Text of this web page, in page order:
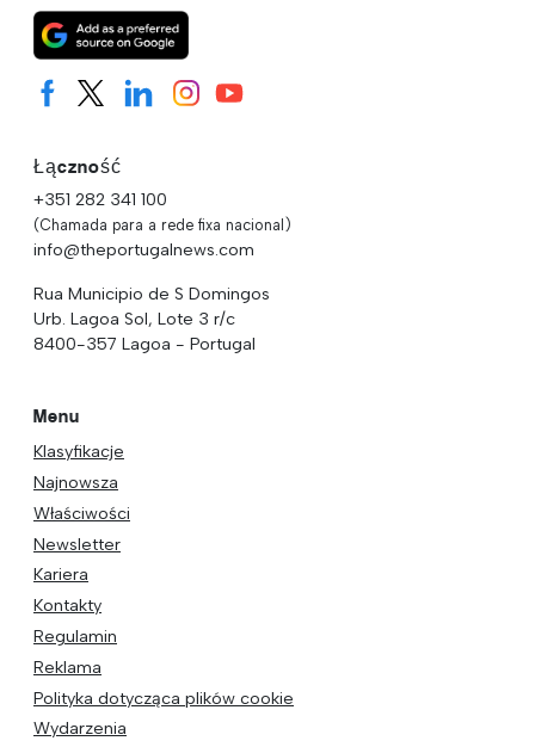
Łączność
+351 282 341 100
(Chamada para a rede fixa nacional)
info@theportugalnews.com
Rua Municipio de S Domingos
Urb. Lagoa Sol, Lote 3 r/c
8400-357 Lagoa - Portugal
Menu
Klasyfikacje
Najnowsza
Właściwości
Newsletter
Kariera
Kontakty
Regulamin
Reklama
Polityka dotycząca plików cookie
Wydarzenia